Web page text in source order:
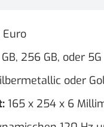
256 GB, oder 5G
oder
165 x 254 x 6